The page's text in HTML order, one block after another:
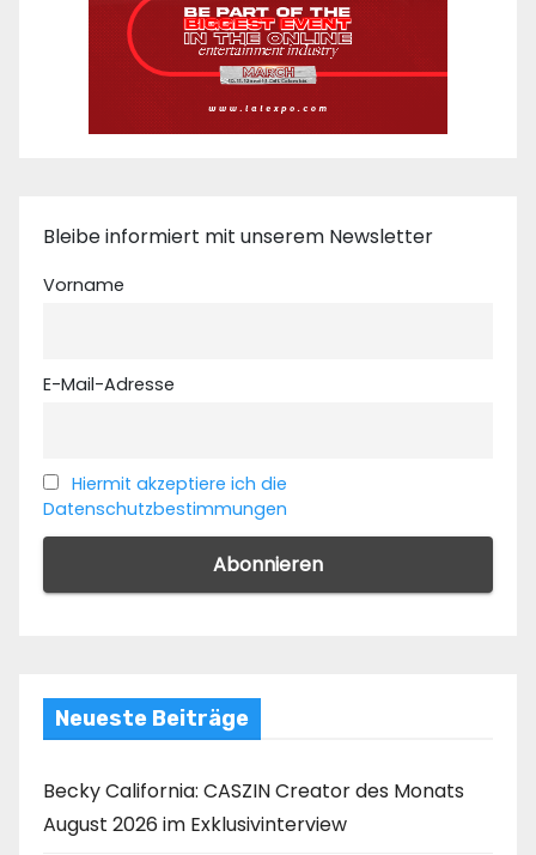
Bleibe informiert mit unserem Newsletter
Vorname
E-Mail-Adresse
Hiermit akzeptiere ich die
Datenschutzbestimmungen
Neueste Beiträge
Becky California: CASZIN Creator des Monats
August 2026 im Exklusivinterview